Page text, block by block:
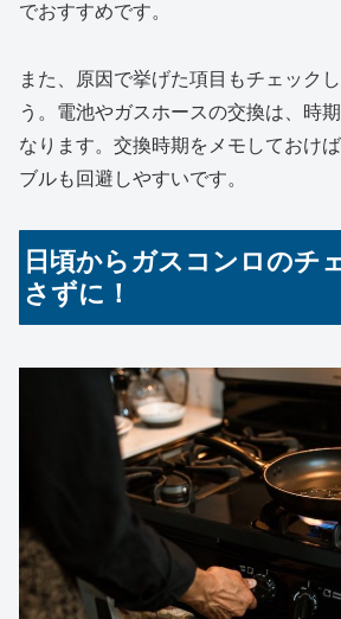
でおすすめです。
また、原因で挙げた項目もチェック
う。電池やガスホースの交換は、時
なります。交換時期をメモしておけ
ブルも回避しやすいです。
日頃からガスコンロのチ
さずに！